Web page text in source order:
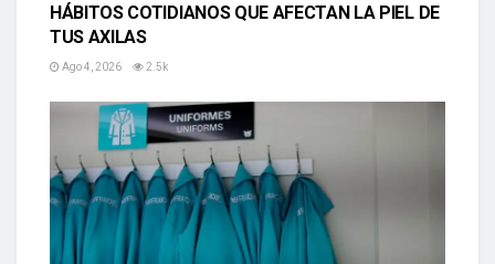
HÁBITOS COTIDIANOS QUE AFECTAN LA PIEL DE
TUS AXILAS
Ago 4, 2026 2.5k